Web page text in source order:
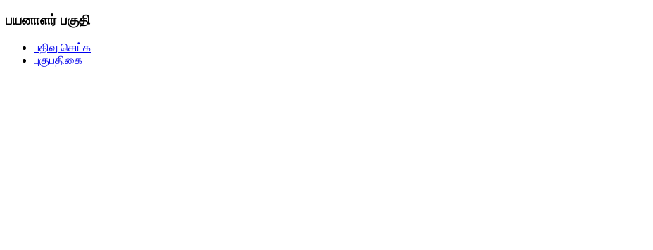
பயனாளர் பகுதி
பதிவு செய்க
புகுபதிகை